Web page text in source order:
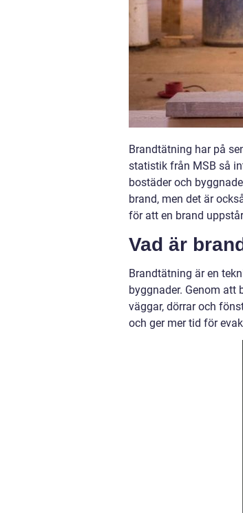
Brandtätning har på
statistik från MSB så
bostäder och
brand, men det är
för att en brand
Vad är
Brandtätning är en
byggnader. Genom att
väggar, dörrar och
och ger mer tid för